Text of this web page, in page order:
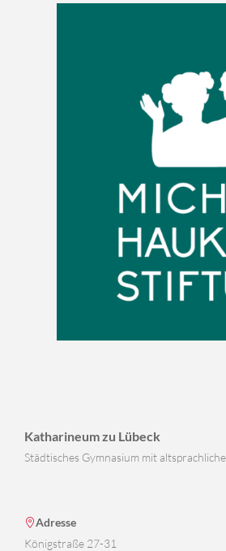
Katharineum zu Lübeck
Städtisches Gymnasium mit
Adresse
Königstraße 27-31